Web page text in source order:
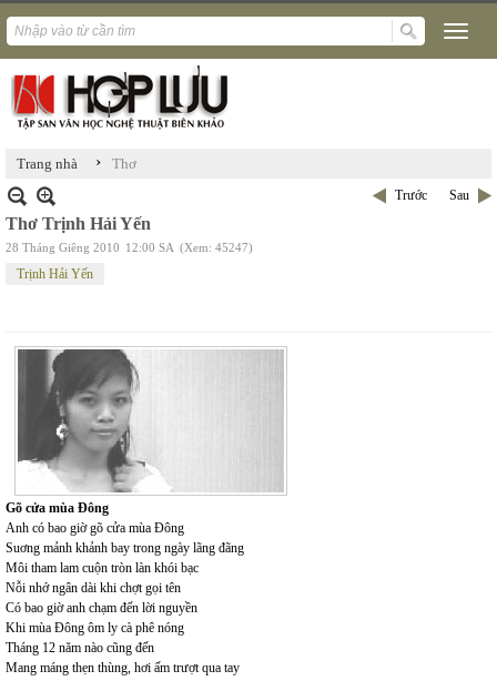
Trang nhà › Thơ
Trước Sau
Thơ Trịnh Hải Yến
28 Tháng Giêng 2010 12:00 SA (Xem: 45247)
Trịnh Hải Yến
Gõ cửa mùa Đông
Anh có bao giờ gõ cửa mùa Đông
Suơng mảnh khảnh bay trong ngày lãng đãng
Môi tham lam cuộn tròn làn khói bạc
Nỗi nhớ ngân dài khi chợt gọi tên
Có bao giờ anh chạm đến lời nguyền
Khi mùa Đông ôm ly cà phê nóng
Tháng 12 năm nào cũng đến
Mang máng thẹn thùng, hơi ấm trượt qua tay